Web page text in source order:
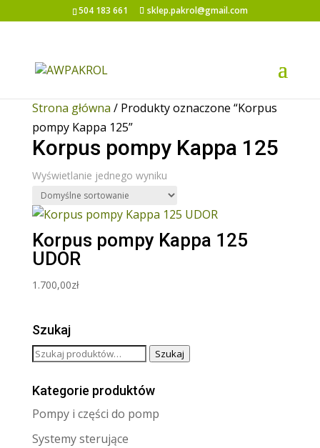
504 183 661 sklep.pakrol@gmail.com
Strona główna / Produkty oznaczone “Korpus
pompy Kappa 125”
Korpus pompy Kappa 125
Wyświetlanie jednego wyniku
Korpus pompy Kappa 125
UDOR
1.700,00zł
Szukaj
Szukaj: Szukaj
Kategorie produktów
Pompy i części do pomp
Systemy sterujące